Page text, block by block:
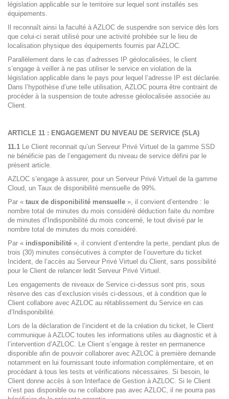
législation applicable sur le territoire sur lequel sont installés ses
équipements.
Il reconnaît ainsi la faculté à AZLOC de suspendre son service dès lors
que celui-ci serait utilisé pour une activité prohibée sur le lieu de
localisation physique des équipements fournis par AZLOC.
Parallèlement dans le cas d’adresses IP géolocalisées, le client
s’engage à veiller à ne pas utiliser le service en violation de la
législation applicable dans le pays pour lequel l’adresse IP est déclarée.
Dans l’hypothèse d’une telle utilisation, AZLOC pourra être contraint de
procéder à la suspension de toute adresse géolocalisée associée au
Client.
ARTICLE 11 : ENGAGEMENT DU NIVEAU DE SERVICE (SLA)
11.1 Le Client reconnait qu’un Serveur Privé Virtuel de la gamme SSD
ne bénéficie pas de l’engagement du niveau de service défini par le
présent article.
AZLOC s’engage à assurer, pour un Serveur Privé Virtuel de la gamme
Cloud, un Taux de disponibilité mensuelle de 99%.
Par « taux de disponibilité mensuelle », il convient d’entendre : le
nombre total de minutes du mois considéré déduction faite du nombre
de minutes d’Indisponibilité du mois concerné, le tout divisé par le
nombre total de minutes du mois considéré.
Par « indisponibilité », il convient d’entendre la perte, pendant plus de
trois (30) minutes consécutives à compter de l’ouverture du ticket
Incident, de l’accès au Serveur Privé Virtuel du Client, sans possibilité
pour le Client de relancer ledit Serveur Privé Virtuel.
Les engagements de niveaux de Service ci-dessus sont pris, sous
réserve des cas d’exclusion visés ci-dessous, et à condition que le
Client collabore avec AZLOC au rétablissement du Service en cas
d’Indisponibilité.
Lors de la déclaration de l’incident et de la création du ticket, le Client
communique à AZLOC toutes les informations utiles au diagnostic et à
l’intervention d’AZLOC. Le Client s’engage à rester en permanence
disponible afin de pouvoir collaborer avec AZLOC à première demande
notamment en lui fournissant toute information complémentaire, et en
procédant à tous les tests et vérifications nécessaires. Si besoin, le
Client donne accès à son Interface de Gestion à AZLOC. Si le Client
n’est pas disponible ou ne collabore pas avec AZLOC, il ne pourra pas